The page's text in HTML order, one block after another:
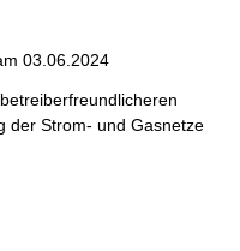
03.06.2024
der Strom- und Gasnetze